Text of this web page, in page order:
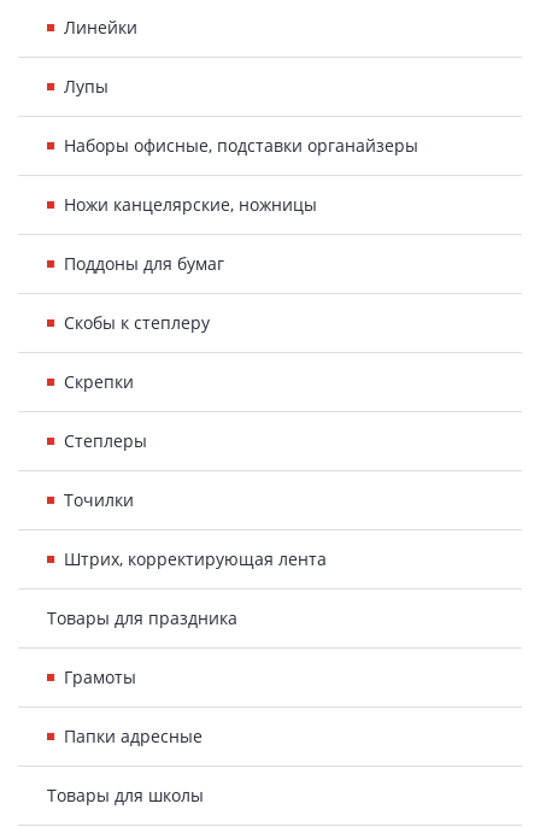
Линейки
Лупы
Наборы офисные, подставки органайзеры
Ножи канцелярские, ножницы
Поддоны для бумаг
Скобы к степлеру
Скрепки
Степлеры
Точилки
Штрих, корректирующая лента
Товары для праздника
Грамоты
Папки адресные
Товары для школы